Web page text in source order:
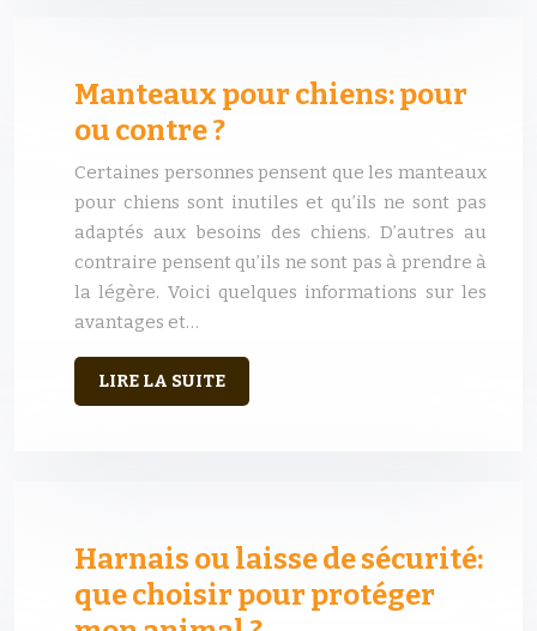
Manteaux pour chiens: pour
ou contre ?
Certaines personnes pensent que les manteaux
pour chiens sont inutiles et qu’ils ne sont pas
adaptés aux besoins des chiens. D’autres au
contraire pensent qu’ils ne sont pas à prendre à
la légère. Voici quelques informations sur les
avantages et…
LIRE LA SUITE
Harnais ou laisse de sécurité:
que choisir pour protéger